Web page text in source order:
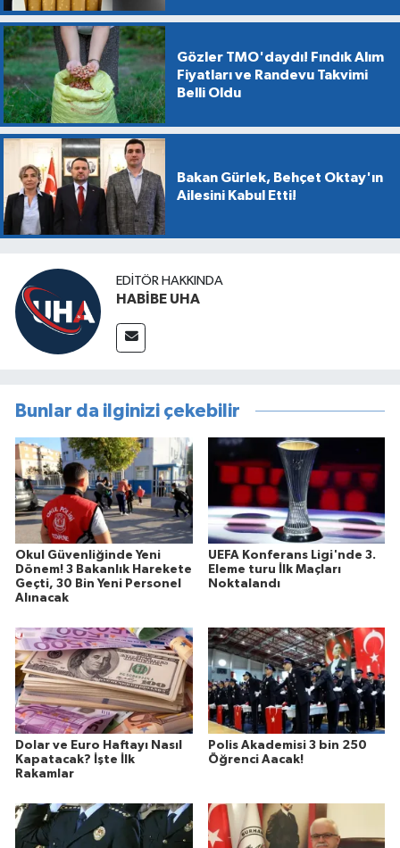
Gözler TMO'daydı! Fındık Alım
Fiyatları ve Randevu Takvimi
Belli Oldu
Bakan Gürlek, Behçet Oktay'ın
Ailesini Kabul Etti!
EDITÖR HAKKINDA
HABİBE UHA
Bunlar da ilginizi çekebilir
Okul Güvenliğinde Yeni
Dönem! 3 Bakanlık Harekete
Geçti, 30 Bin Yeni Personel
Alınacak
UEFA Konferans Ligi'nde 3.
Eleme turu İlk Maçları
Noktalandı
Dolar ve Euro Haftayı Nasıl
Kapatacak? İşte İlk
Rakamlar
Polis Akademisi 3 bin 250
Öğrenci Aacak!